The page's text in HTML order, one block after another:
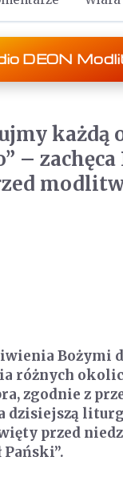
DEON
każdą
– zachęca
Bożymi
różnych
zgodnie z
dzisiejszą
przed